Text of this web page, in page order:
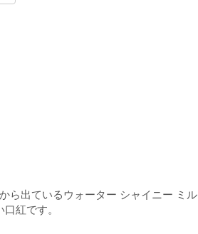
ら出ているウォーター シャイニー ミル
紅です。